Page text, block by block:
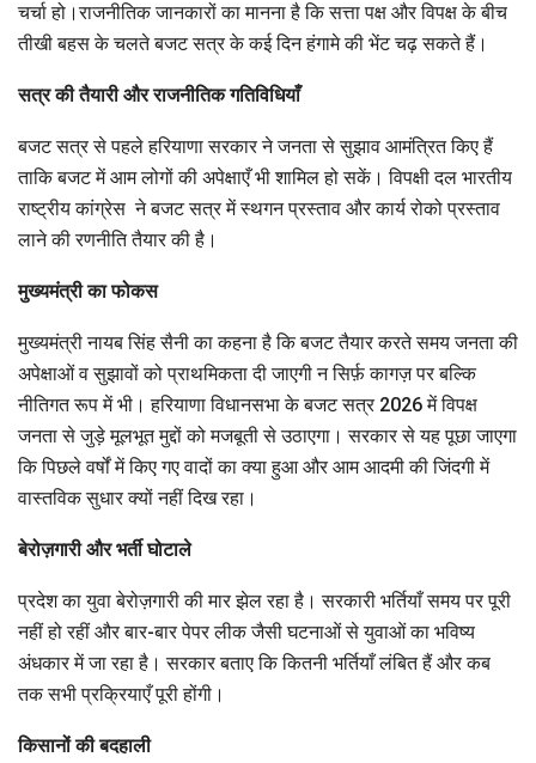
चर्चा हो।राजनीतिक जानकारों का मानना है कि सत्ता पक्ष और विपक्ष के बीच
तीखी बहस के चलते बजट सत्र के कई दिन हंगामे की भेंट चढ़ सकते हैं।
सत्र की तैयारी और राजनीतिक गतिविधियाँ
बजट सत्र से पहले हरियाणा सरकार ने जनता से सुझाव आमंत्रित किए हैं
ताकि बजट में आम लोगों की अपेक्षाएँ भी शामिल हो सकें। विपक्षी दल भारतीय
राष्ट्रीय कांग्रेस ने बजट सत्र में स्थगन प्रस्ताव और कार्य रोको प्रस्ताव
लाने की रणनीति तैयार की है।
मुख्यमंत्री का फोकस
मुख्यमंत्री नायब सिंह सैनी का कहना है कि बजट तैयार करते समय जनता की
अपेक्षाओं व सुझावों को प्राथमिकता दी जाएगी न सिर्फ़ कागज़ पर बल्कि
नीतिगत रूप में भी। हरियाणा विधानसभा के बजट सत्र 2026 में विपक्ष
जनता से जुड़े मूलभूत मुद्दों को मजबूती से उठाएगा। सरकार से यह पूछा जाएगा
कि पिछले वर्षों में किए गए वादों का क्या हुआ और आम आदमी की जिंदगी में
वास्तविक सुधार क्यों नहीं दिख रहा।
बेरोज़गारी और भर्ती घोटाले
प्रदेश का युवा बेरोज़गारी की मार झेल रहा है। सरकारी भर्तियाँ समय पर पूरी
नहीं हो रहीं और बार-बार पेपर लीक जैसी घटनाओं से युवाओं का भविष्य
अंधकार में जा रहा है। सरकार बताए कि कितनी भर्तियाँ लंबित हैं और कब
तक सभी प्रक्रियाएँ पूरी होंगी।
किसानों की बदहाली